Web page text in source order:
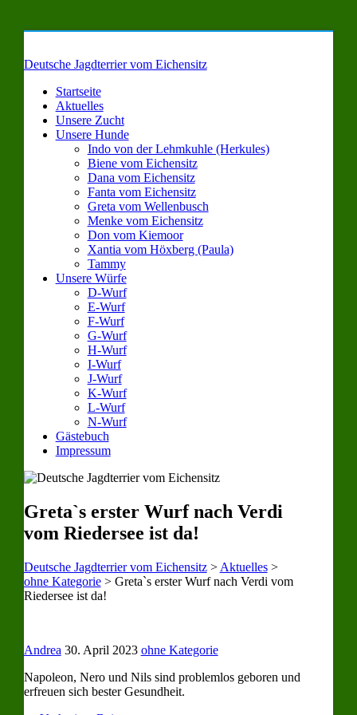
Deutsche Jagdterrier vom Eichensitz
Startseite
Aktuelles
Unsere Zucht
Unsere Hunde
Indo von der Lehmkuhle (Herkules)
Biene vom Eichensitz
Dana vom Eichensitz
Fanta vom Eichensitz
Greta vom Wellenbusch
Menke vom Eichensitz
Don vom Kiemoor
Xantia vom Höxberg (Paula)
Tammy
Unsere Würfe
D-Wurf
E-Wurf
F-Wurf
G-Wurf
H-Wurf
I-Wurf
J-Wurf
K-Wurf
L-Wurf
N-Wurf
Gästebuch
Impressum
Greta`s erster Wurf nach Verdi
vom Riedersee ist da!
Deutsche Jagdterrier vom Eichensitz> Aktuelles>
ohne Kategorie> Greta`s erster Wurf nach Verdi vom
Riedersee ist da!
Andrea 30. April 2023 ohne Kategorie
Napoleon, Nero und Nils sind problemlos geboren und
erfreuen sich bester Gesundheit.